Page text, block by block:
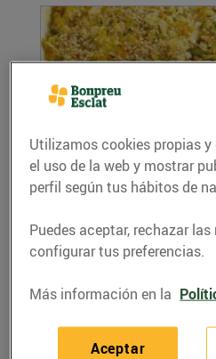
Recepta de quiche de
Recepta de quiche de
ingredients per a 4
Utilizamos cookies propias
el uso de la web y mostrar
perfil según tus hábitos de
Puedes aceptar, rechazar
configurar tus preferencias.
Más información en la
Aceptar